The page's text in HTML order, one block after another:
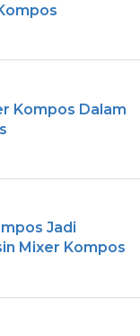
Kompos Dalam
Jadi
Mixer Kompos